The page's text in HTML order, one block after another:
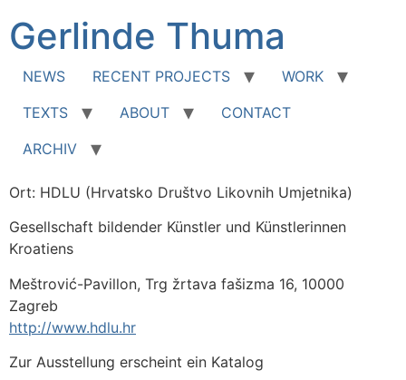
Inhalt
springen
Gerlinde Thuma
NEWS RECENT PROJECTS
WORK
TEXTS
ABOUT
CONTACT
ARCHIV
Ort: HDLU (Hrvatsko Društvo Likovnih Umjetnika)
Gesellschaft bildender Künstler und Künstlerinnen
Kroatiens
Meštrović-Pavillon, Trg žrtava fašizma 16, 10000
Zagreb
http://www.hdlu.hr
Zur Ausstellung erscheint ein Katalog